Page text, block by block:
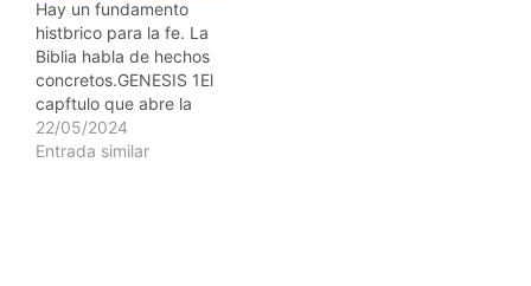
Hay un fundamento
histbrico para la fe. La
Biblia habla de hechos
concretos.GENESIS 1El
capftulo que abre la
Biblia es diametralmente
opuesto a varias
22/05/2024
Entrada similar